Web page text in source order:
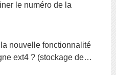
le numéro de la
nouvelle fonctionnalité
ext4 ? (stockage des